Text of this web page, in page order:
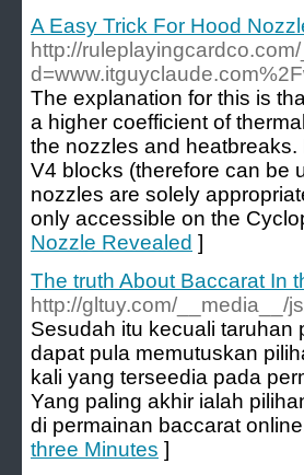
A Easy Trick For Hood
http://
The explanation for this is
a higher coefficient of
the nozzles and
V4 blocks (therefore can be
nozzles are solely
only accessible on the
Nozzle Revealed ]
The truth About Baccarat In
http://gltuy.com/__media__/
Sesudah itu kecuali taruhan
dapat pula memutuskan
kali yang terseedia pada
Yang paling akhir ialah
di permainan baccarat
three Minutes ]